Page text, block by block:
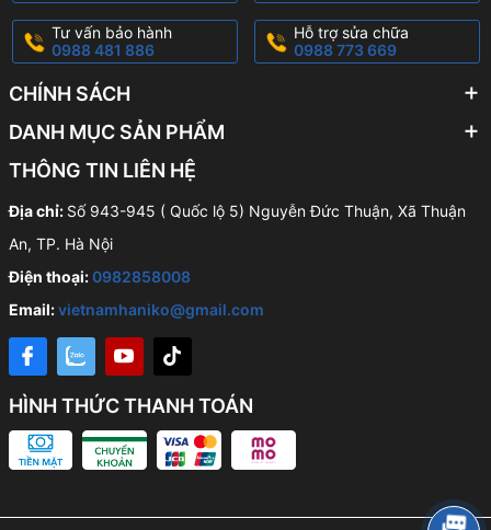
Tư vấn bảo hành
0988 481 886
Hỗ trợ sửa chữa
0988 773 669
CHÍNH SÁCH
DANH MỤC SẢN PHẨM
THÔNG TIN LIÊN HỆ
Địa chỉ: Số 943-945 ( Quốc lộ 5) Nguyễn Đức Thuận, Xã Thuận
An, TP. Hà Nội
Điện thoại:0982858008
Email:vietnamhaniko@gmail.com
HÌNH THỨC THANH TOÁN